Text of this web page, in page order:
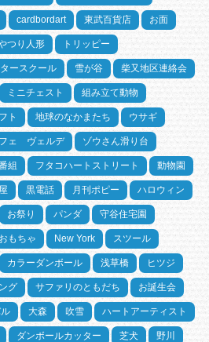
cardbordart 東武百貨店 お面
つり人形 トリッピー
ースクール 雪が谷 柴又地区連絡会
ミニチェスト 組み立て動物
ト 地球のなかまたち ウサギ
ェ ヴェルデ ゾウさん滑り台
組 フタコハートストリート 動物園
黒電話 月刊ポピー ハロウィン
お祭り パンダ 守谷住宅園
もちゃ New York スツール
カラーダンボール 浅草橋 ヒツジ
グ サファリのともだち お誕生会
大森 吹雪 ハートアーティスト
ダンボールカッター 芝犬 野川